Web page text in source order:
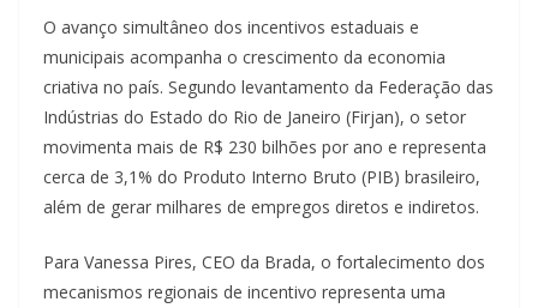
O avanço simultâneo dos incentivos estaduais e
municipais acompanha o crescimento da economia
criativa no país. Segundo levantamento da Federação das
Indústrias do Estado do Rio de Janeiro (Firjan), o setor
movimenta mais de R$ 230 bilhões por ano e representa
cerca de 3,1% do Produto Interno Bruto (PIB) brasileiro,
além de gerar milhares de empregos diretos e indiretos.
Para Vanessa Pires, CEO da Brada, o fortalecimento dos
mecanismos regionais de incentivo representa uma